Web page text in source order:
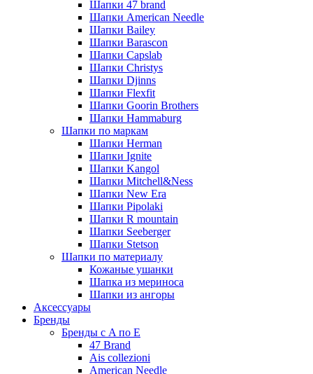
Шапки 47 brand
Шапки American Needle
Шапки Bailey
Шапки Barascon
Шапки Capslab
Шапки Christys
Шапки Djinns
Шапки Flexfit
Шапки Goorin Brothers
Шапки Hammaburg
Шапки по маркам
Шапки Herman
Шапки Ignite
Шапки Kangol
Шапки Mitchell&Ness
Шапки New Era
Шапки Pipolaki
Шапки R mountain
Шапки Seeberger
Шапки Stetson
Шапки по материалу
Кожаные ушанки
Шапка из мериноса
Шапки из ангоры
Аксессуары
Бренды
Бренды с A по E
47 Brand
Ais collezioni
American Needle